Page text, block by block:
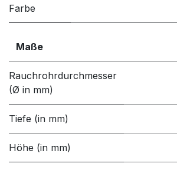
Farbe
Maße
Rauchrohrdurchmesser
(Ø in mm)
Tiefe (in mm)
Höhe (in mm)